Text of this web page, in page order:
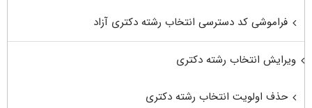
فراموشی کد دسترسی انتخاب رشته دکتری آزاد
ویرایش انتخاب رشته دکتری
حذف اولویت انتخاب رشته دکتری